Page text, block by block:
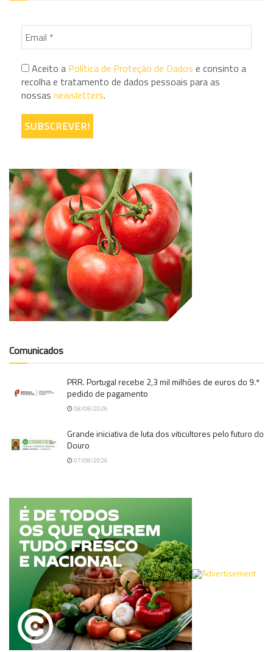
Aceito a Política de Proteção de Dados e consinto a
recolha e tratamento de dados pessoais para as
nossas newsletters.
Comunicados
PRR. Portugal recebe 2,3 mil milhões de euros do 9.º
pedido de pagamento
08/08/2026
Grande iniciativa de luta dos viticultores pelo futuro do
Douro
07/08/2026